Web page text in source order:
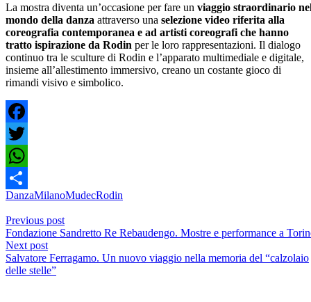
La mostra diventa un’occasione per fare un viaggio straordinario
mondo della danza attraverso una selezione video riferita alla
coreografia contemporanea e ad artisti coreografi che hanno
tratto ispirazione da Rodin per le loro rappresentazioni. Il dialogo
continuo tra le sculture di Rodin e l’apparato multimediale e digitale,
insieme all’allestimento immersivo, creano un costante gioco di
rimandi visivo e simbolico.
Facebook
Twitter
WhatsApp
Share
DanzaMilanoMudecRodin
Previous post
Fondazione Sandretto Re Rebaudengo. Mostre e performance a
Next post
Salvatore Ferragamo. Un nuovo viaggio nella memoria del “calzolaio
delle stelle”